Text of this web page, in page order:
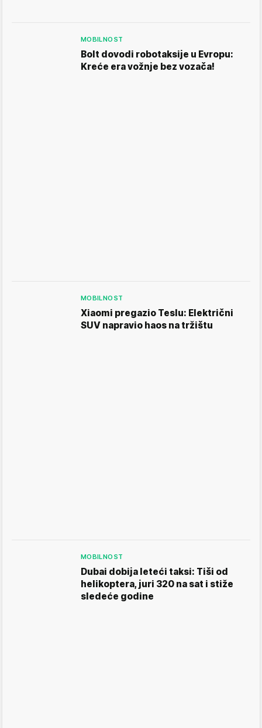
MOBILNOST
Bolt dovodi robotaksije u Evropu:
Kreće era vožnje bez vozača!
MOBILNOST
Xiaomi pregazio Teslu: Električni
SUV napravio haos na tržištu
MOBILNOST
Dubai dobija leteći taksi: Tiši od
helikoptera, juri 320 na sat i stiže
sledeće godine